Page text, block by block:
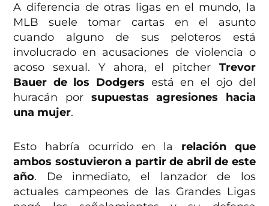
A diferencia de otras ligas en el mundo, la
MLB suele tomar cartas en el asunto
cuando alguno de sus peloteros está
involucrado en acusaciones de violencia o
acoso sexual. Y ahora, el pitcher Trevor
Bauer de los Dodgers está en el ojo del
huracán por supuestas agresiones hacia
una mujer.
Esto habría ocurrido en la relación que
ambos sostuvieron a partir de abril de este
año. De inmediato, el lanzador de los
actuales campeones de las Grandes Ligas